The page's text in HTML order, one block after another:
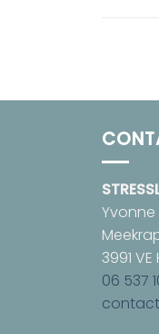
Yvonne
3991
06 537